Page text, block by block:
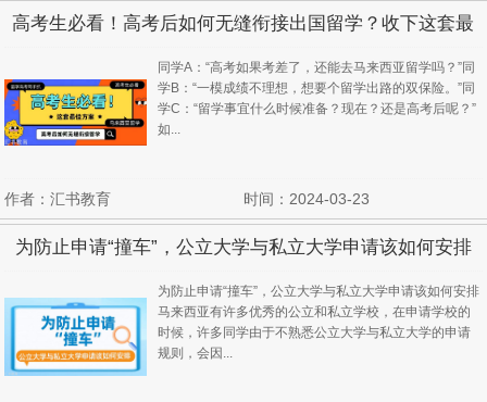
高考生必看！高考后如何无缝衔接出国留学？收下这套最
佳方案……
同学A：“高考如果考差了，还能去马来西亚留学吗？”同
学B：“一模成绩不理想，想要个留学出路的双保险。”同
学C：“留学事宜什么时候准备？现在？还是高考后呢？”
如...
作者：汇书教育 时间：2024-03-23
为防止申请“撞车”，公立大学与私立大学申请该如何安排
为防止申请“撞车”，公立大学与私立大学申请该如何安排
马来西亚有许多优秀的公立和私立学校，在申请学校的
时候，许多同学由于不熟悉公立大学与私立大学的申请
规则，会因...